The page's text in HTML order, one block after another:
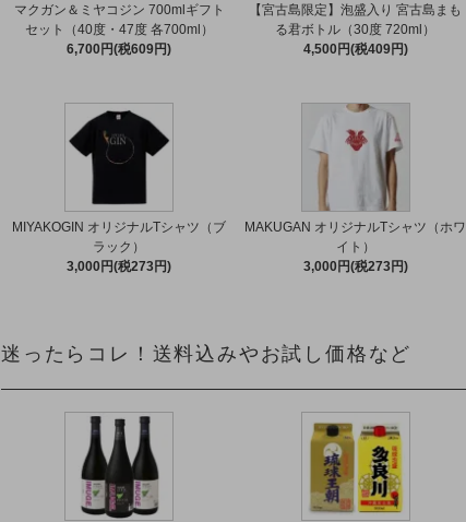
マクガン＆ミヤコジン 700mlギフト
セット（40度・47度 各700ml）
6,700円(税609円)
【宮古島限定】泡盛入り 宮古島まも
る君ボトル（30度 720ml）
4,500円(税409円)
MIYAKOGIN オリジナルTシャツ（ブ
ラック）
3,000円(税273円)
MAKUGAN オリジナルTシャツ（ホワ
イト）
3,000円(税273円)
迷ったらコレ！送料込みやお試し価格など